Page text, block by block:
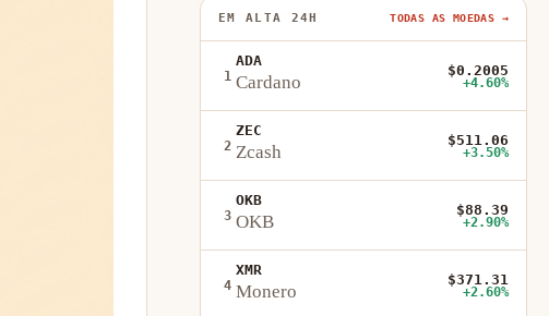
EM ALTA 24H TODAS AS MOEDAS →
1
ADA
Cardano
$0.2005
+4.60%
2
ZEC
Zcash
$511.06
+3.50%
3
OKB
OKB
$88.39
+2.90%
4
XMR
Monero
$371.31
+2.60%